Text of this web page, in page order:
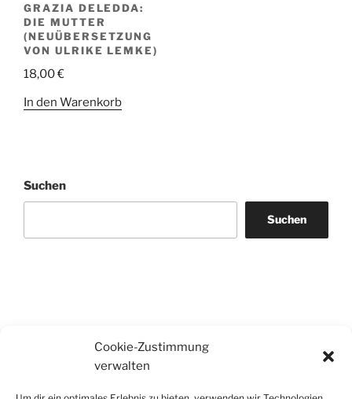
Cookie-Zustimmung
verwalten
GRAZIA DELEDDA:
DIE MUTTER
(NEUÜBERSETZUNG
VON ULRIKE LEMKE)
18,00€
In den Warenkorb
Suchen
Suchen